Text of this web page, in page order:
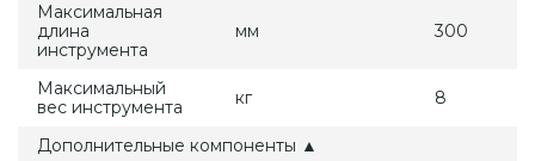
Максимальная
длина
инструмента
мм 300
Максимальный
вес инструмента
кг 8
Дополнительные компоненты ▲